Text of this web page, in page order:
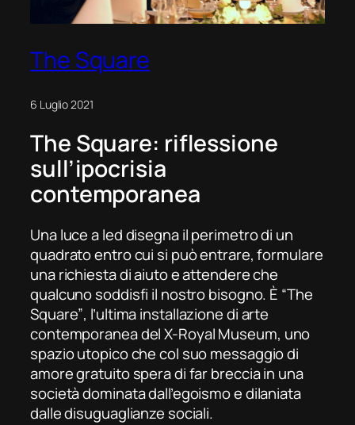
The Square
6 Luglio 2021
The Square: riflessione
sull’ipocrisia
contemporanea
Una luce a led disegna il perimetro di un
quadrato entro cui si può entrare, formulare
una richiesta di aiuto e attendere che
qualcuno soddisfi il nostro bisogno. È “The
Square”, l’ultima installazione di arte
contemporanea delX-Royal Museum, uno
spazio utopico che col suo messaggio di
amore gratuito spera di far breccia in una
società dominata dall’egoismo e dilaniata
dalle disuguaglianze sociali.